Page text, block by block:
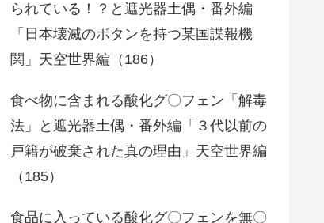
られている！？と遮光器土偶・番外編
「日本壊滅のボタンを持つ某国諜報機
関」天空世界編（186）
食べ物に含まれる酸化グ〇フェン「解毒
法」と遮光器土偶・番外編「３代以前の
戸籍が破棄された真の理由」天空世界編
（185）
食品に入っている酸化グ〇フェンを無〇